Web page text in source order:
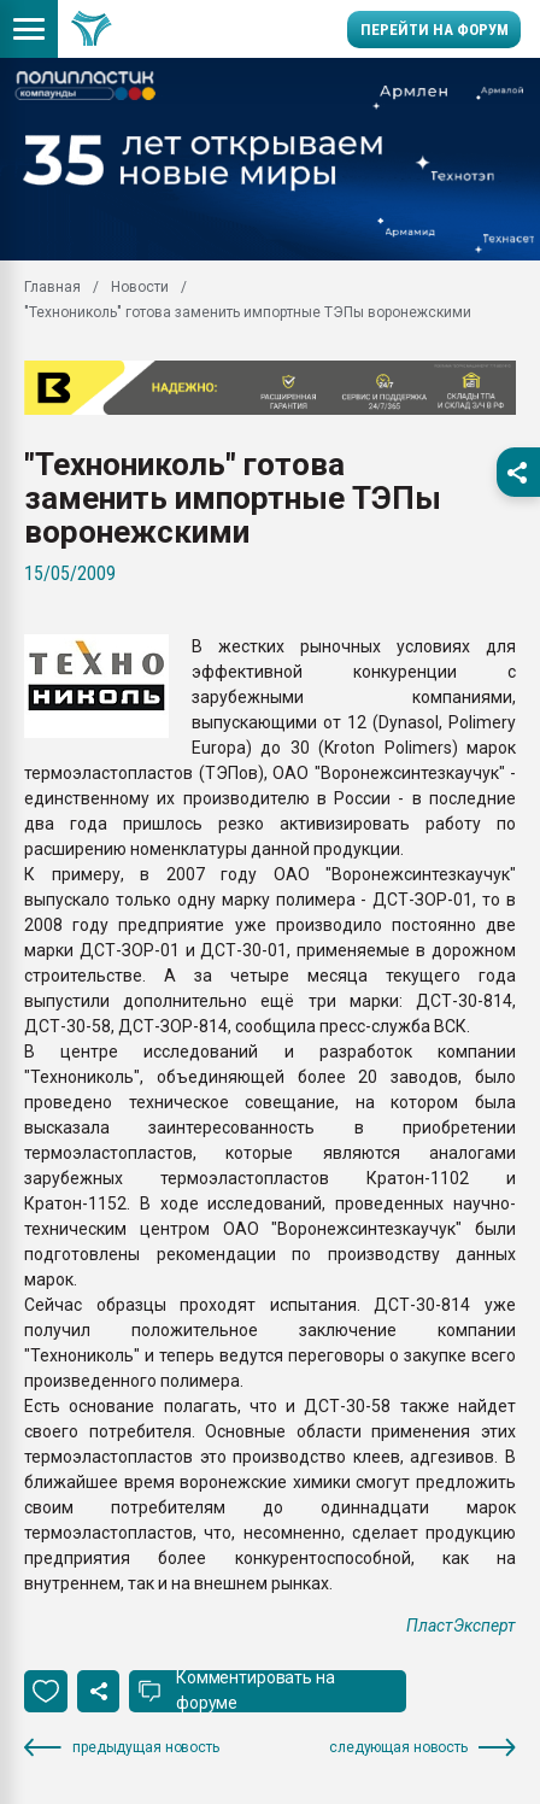
ПЕРЕЙТИ НА ФОРУМ
производство SPC
заводу пластмасс"
Подмосковье, Москва
28.07.2026
28.07.2026
ПЕРЕЙТИ НА
Главная
Новости
"Технониколь" готова заменить импортные ТЭПы воронежскими
"Технониколь" готова
заменить импортные ТЭПы
воронежскими
15/05/2009
В жестких рыночных условиях для
эффективной конкуренции с
зарубежными компаниями,
выпускающими от 12 (Dynasol, Polimery
Europa) до 30 (Kroton Polimers) марок
термоэластопластов (ТЭПов), ОАО "Воронежсинтезкаучук" -
единственному их производителю в России - в последние
два года пришлось резко активизировать работу по
расширению номенклатуры данной продукции.
К примеру, в 2007 году ОАО "Воронежсинтезкаучук"
выпускало только одну марку полимера - ДСТ-ЗОР-01, то в
2008 году предприятие уже производило постоянно две
марки ДСТ-ЗОР-01 и ДСТ-30-01, применяемые в дорожном
строительстве. А за четыре месяца текущего года
выпустили дополнительно ещё три марки: ДСТ-30-814,
ДСТ-30-58, ДСТ-ЗОР-814, сообщила пресс-служба ВСК.
В центре исследований и разработок компании
"Технониколь", объединяющей более 20 заводов, было
проведено техническое совещание, на котором была
высказала заинтересованность в приобретении
термоэластопластов, которые являются аналогами
зарубежных термоэластопластов Кратон-1102 и
Кратон-1152. В ходе исследований, проведенных научно-
техническим центром ОАО "Воронежсинтезкаучук" были
подготовлены рекомендации по производству данных
марок.
Сейчас образцы проходят испытания. ДСТ-30-814 уже
получил положительное заключение компании
"Технониколь" и теперь ведутся переговоры о закупке всего
произведенного полимера.
Есть основание полагать, что и ДСТ-30-58 также найдет
своего потребителя. Основные области применения этих
термоэластопластов это производство клеев, адгезивов. В
ближайшее время воронежские химики смогут предложить
своим потребителям до одиннадцати марок
термоэластопластов, что, несомненно, сделает продукцию
предприятия более конкурентоспособной, как на
внутреннем, так и на внешнем рынках.
ПластЭксперт
Комментировать на
форуме
предыдущая новость следующая новость